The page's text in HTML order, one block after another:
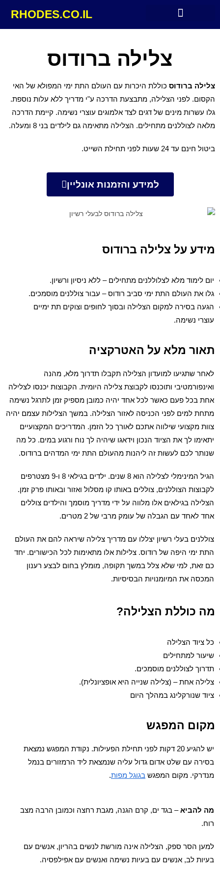
RHODES.CO.IL
צלילה ברודוס
צלילה ברודוס כוללת היכרות עם העולם התת ימי המפולא של האי
הקסום. לפני הצלילה, מתבצעת הדרכה ע"י מדריך ללא עלות נוספת.
גלו עשרות מינים של דגים לצד אלמוגים עוצרי נשימה. קיימת הדרכה
מלאה לצוללנים מתחילים. הצלילה מתאימה גם לילדים בני 8 ומעלה.
ביטול חינם עד 24 שעות לפני תחילת השייט.
למידע והזמנות אונליין
מידע על צלילה ברודוס
יום לימוד מלא לצלוללנים מתחילים – ללא ניסיון ורשיון.
גלו את העולם התת ימי סביב רודוס – עבור צוללנים מוסמכים.
הגעה בסירה למקום הצלילה ובסוך לחופים וצוקים תת ימיים
עוצרי נשימה.
תאור מלא על האטרקציה
לאחר שתגיעו למועדון הצלילה תקבלו תדרוך מלא, מהנה
ואינפורמטיבי ותוכנסו לקבוצת צלילה היומית. הקבוצות יכנסו לצלילה
אחת בכל פעם כאשר לכל אחד יהיה כמובן מספיק זמן לתרגל נשימה
מתחת למים לפני הכניסה לאזור הצלילה. במשך הצלילות עצמם יהיה
צוות מקצועי שילווה אתכם לאורך כל הזמן. המדריכים המקצועיים
יתאימו לך את הציוד הנכון וידאגו שיהיה לך נוח ורגוע במים. כל מה
שנותר לכם לעשות זה ליהנות מהעולם התת ימי המדהים ברודוס.
הגיל המינימלי לצלילה הוא 8 שנים. ילדים בגילאי 8 ו-9 מצטרפים
לקבוצות הצוללנים, צוללים באותו קו מסלול ואזור ובאותו פרק זמן.
הצלילה בגילאים אלו מלווה על ידי מדריך מוסמך והילדים צוללים
אחד לאחד עם הגבלה של עומק מרבי של 2 מטרים.
צוללנים בעלי רשיון יצללו עם מדריך צלילה שיראה להם את העולם
התת ימי היפה של רודוס. צלילות אלו מתאימות לכל הכישורים. יחד
כם זאת, למי שלא צלל במשך תקופה, מומלץ בחום לבצע רענון
המכסה את המיומנויות הבסיסיות.
מה כוללת הצלילה?
כל ציוד הצלילה
שיעור למתחילים
תדרוך לצוללנים מוסמכים.
צלילה אחת – (צלילה שנייה היא אופציונלית).
ציוד שנורקלינג במהלך היום
מקום המפגש
יש להגיע 20 דקות לפני תחילת הפעילות. נקודת המפגש נמצאת
בסירה עם שלט אדום גדול עליה שנמצאת ליד הרמזורים בנמל
מנדרקי. מקום המפגש בגוגל מפות.
מה להביא– בגד ים, קרם הגנה, מגבת רחצה וכמובן הרבה מצב
רוח.
למען הסר ספק, הצלילה אינה מורשת לנשים בהריון, אנשים עם
בעיות לב, אנשים עם בעיות נשימה ואנשים עם אפילפסיה.